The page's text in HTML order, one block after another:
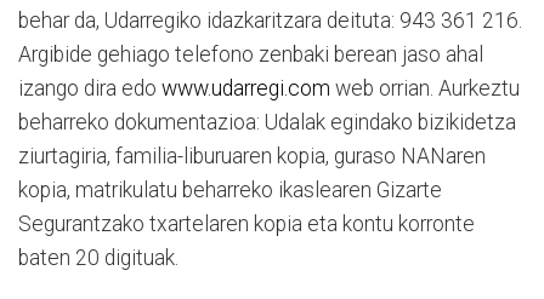
behar da, Udarregiko idazkaritzara deituta: 943 361 216.
Argibide gehiago telefono zenbaki berean jaso ahal
izango dira edo www.udarregi.com web orrian. Aurkeztu
beharreko dokumentazioa: Udalak egindako bizikidetza
ziurtagiria, familia-liburuaren kopia, guraso NANaren
kopia, matrikulatu beharreko ikaslearen Gizarte
Segurantzako txartelaren kopia eta kontu korronte
baten 20 digituak.